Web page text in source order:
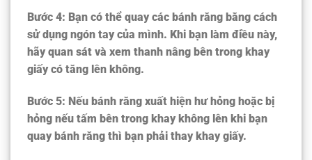
Bước 4: Bạn có thể quay các bánh răng bằng cách
sử dụng ngón tay của mình. Khi bạn làm điều này,
hãy quan sát và xem thanh nâng bên trong khay
giấy có tăng lên không.
Bước 5: Nếu bánh răng xuất hiện hư hỏng hoặc bị
hỏng nếu tấm bên trong khay không lên khi bạn
quay bánh răng thì bạn phải thay khay giấy.